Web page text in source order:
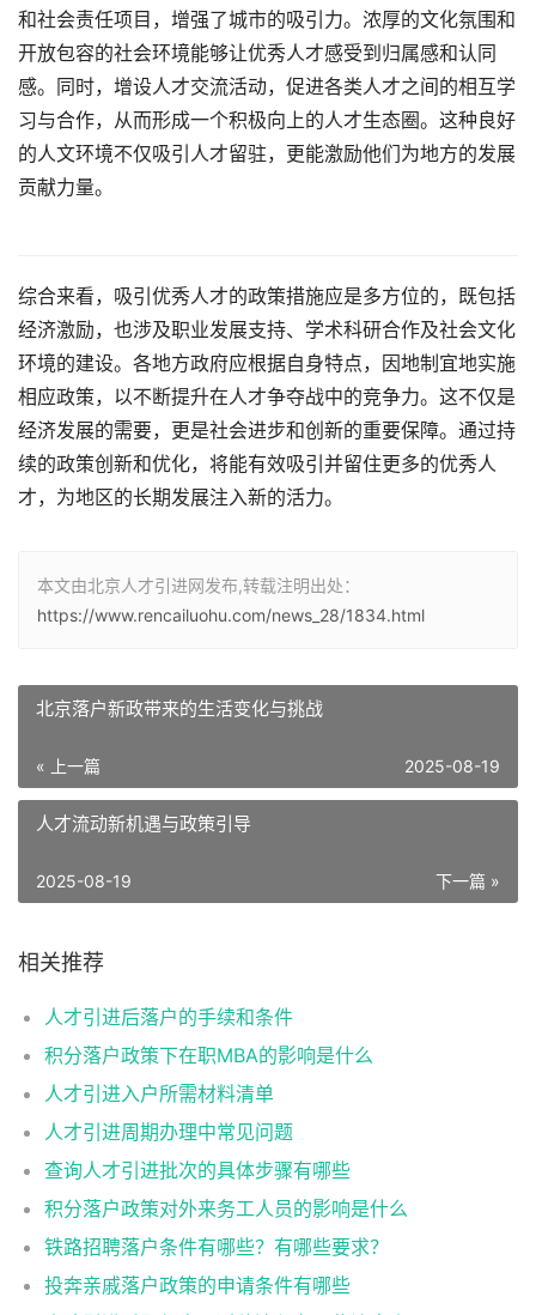
和社会责任项目，增强了城市的吸引力。浓厚的文化氛围和
开放包容的社会环境能够让优秀人才感受到归属感和认同
感。同时，增设人才交流活动，促进各类人才之间的相互学
习与合作，从而形成一个积极向上的人才生态圈。这种良好
的人文环境不仅吸引人才留驻，更能激励他们为地方的发展
贡献力量。
综合来看，吸引优秀人才的政策措施应是多方位的，既包括
经济激励，也涉及职业发展支持、学术科研合作及社会文化
环境的建设。各地方政府应根据自身特点，因地制宜地实施
相应政策，以不断提升在人才争夺战中的竞争力。这不仅是
经济发展的需要，更是社会进步和创新的重要保障。通过持
续的政策创新和优化，将能有效吸引并留住更多的优秀人
才，为地区的长期发展注入新的活力。
本文由北京人才引进网发布,转载注明出处：
https://www.rencailuohu.com/news_28/1834.html
北京落户新政带来的生活变化与挑战
« 上一篇 2025-08-19
人才流动新机遇与政策引导
下一篇 »
2025-08-19
相关推荐
人才引进后落户的手续和条件
积分落户政策下在职MBA的影响是什么
人才引进入户所需材料清单
人才引进周期办理中常见问题
查询人才引进批次的具体步骤有哪些
积分落户政策对外来务工人员的影响是什么
铁路招聘落户条件有哪些？有哪些要求？
投奔亲戚落户政策的申请条件有哪些